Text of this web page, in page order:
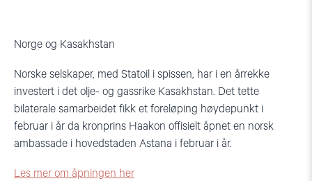
Norge og Kasakhstan
Norske selskaper, med Statoil i spissen, har i en årrekke
investert i det olje- og gassrike Kasakhstan. Det tette
bilaterale samarbeidet fikk et foreløping høydepunkt i
februar i år da kronprins Haakon offisielt åpnet en norsk
ambassade i hovedstaden Astana i februar i år.
Les mer om åpningen her